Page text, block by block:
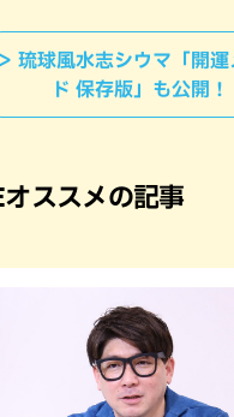
琉球風水志シウマ「開運
ド 保存版」も公開！
ススメの記事